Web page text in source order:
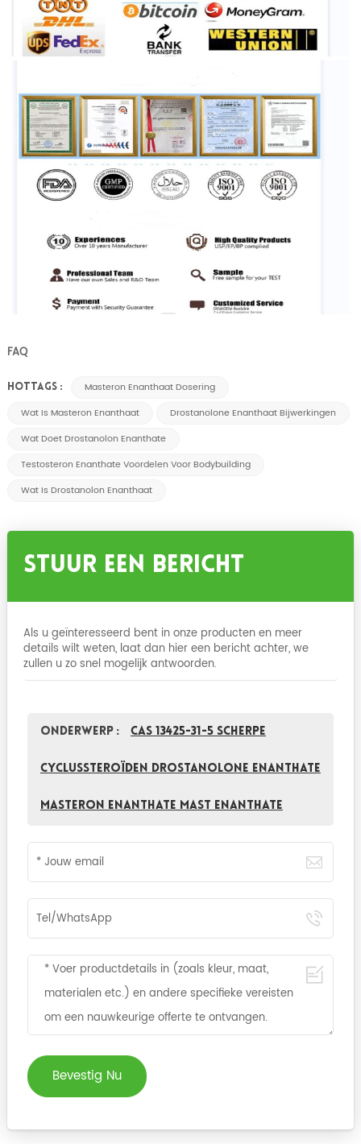
FAQ
HOTTAGS :
Masteron Enanthaat Dosering
Wat Is Masteron Enanthaat
Drostanolone Enanthaat Bijwerkingen
Wat Doet Drostanolon Enanthate
Testosteron Enanthate Voordelen Voor Bodybuilding
Wat Is Drostanolon Enanthaat
Stuur Een Bericht
Als u geïnteresseerd bent in onze producten en meer
details wilt weten, laat dan hier een bericht achter, we
zullen u zo snel mogelijk antwoorden.
Onderwerp : CAS 13425-31-5 Scherpe
Cyclussteroïden Drostanolone Enanthate
Masteron enanthate mast enanthate
Bevestig Nu